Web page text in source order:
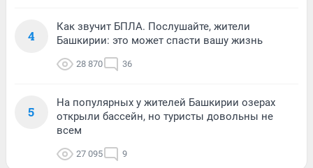
4
Как звучит БПЛА. Послушайте, жители
Башкирии: это может спасти вашу жизнь
28 870 36
5
На популярных у жителей Башкирии озерах
открыли бассейн, но туристы довольны не
всем
27 095 9